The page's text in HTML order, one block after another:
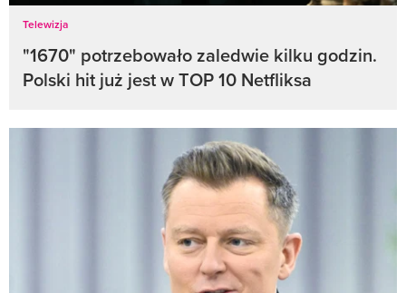
Telewizja
"1670" potrzebowało zaledwie kilku godzin.
Polski hit już jest w TOP 10 Netfliksa